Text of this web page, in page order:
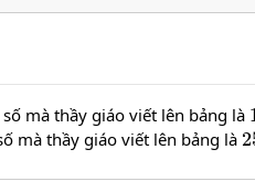
mà thầy giáo viết lên bảng là
mà thầy giáo viết lên bảng là